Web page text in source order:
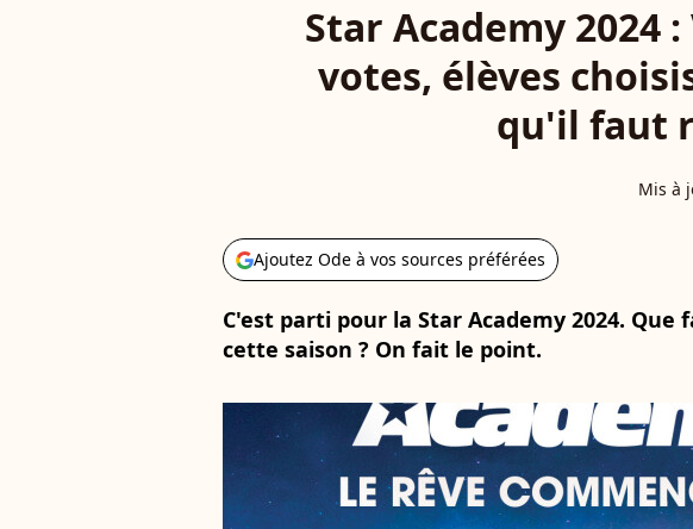
Star Academy 2024
votes, élèves
qu'il faut
Mis à
Ajoutez Ode à vos sources préférées
C'est parti pour la Star Academy 2024. Que
cette saison ? On fait le point.